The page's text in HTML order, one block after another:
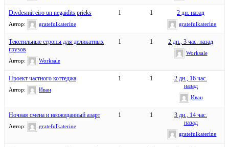
Divdesmit eiro un negaidīts prieks
Автор: gratefulkaterine
1 1 2 дн. назад
gratefulkaterine
Текстильные стропы для деликатных
грузов
Автор: Worksale
1 1 2 дн., 3 час. назад
Worksale
Проект частного коттеджа
Автор: Иван
1 1
2 дн., 16 час.
назад
Иван
Ночная смена и неожиданный азарт
Автор: gratefulkaterine
1 1
3 дн., 14 час.
назад
gratefulkaterine